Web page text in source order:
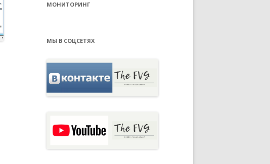
МОНИТОРИНГ
МЫ В СОЦСЕТЯХ